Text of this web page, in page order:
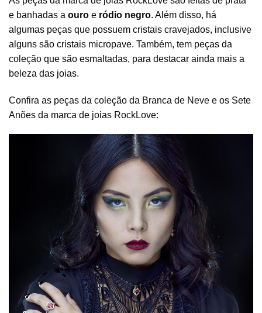
e banhadas a ouro e ródio negro. Além disso, há
algumas peças que possuem cristais cravejados, inclusive
alguns são cristais micropave. Também, tem peças da
coleção que são esmaltadas, para destacar ainda mais a
beleza das joias.
Confira as peças da coleção da Branca de Neve e os Sete
Anões da marca de joias RockLove: